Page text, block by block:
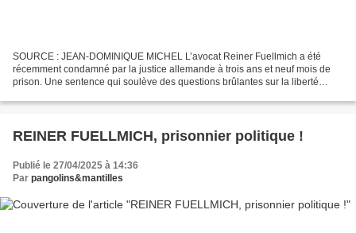
SOURCE : JEAN-DOMINIQUE MICHEL L’avocat Reiner Fuellmich a été
récemment condamné par la justice allemande à trois ans et neuf mois de
prison. Une sentence qui soulève des questions brûlantes sur la liberté
REINER FUELLMICH, prisonnier politique !
Publié le 27/04/2025 à 14:36
Par pangolins&mantilles